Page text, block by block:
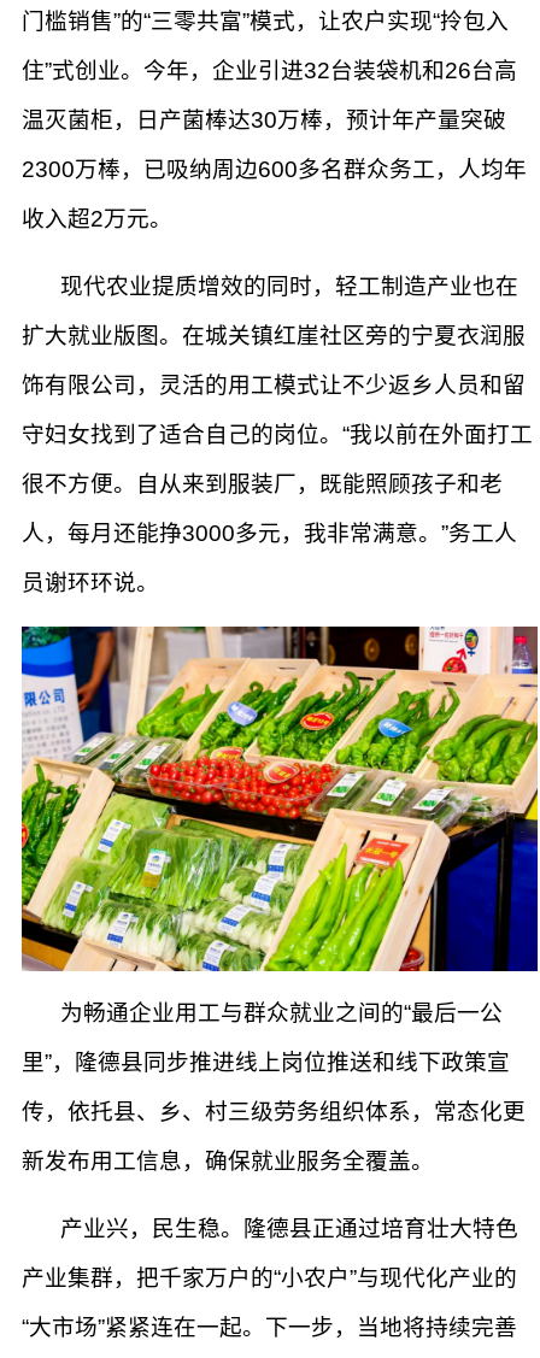
门槛销售”的“三零共富”模式，让农户实现“拎包入
住”式创业。今年，企业引进32台装袋机和26台高
温灭菌柜，日产菌棒达30万棒，预计年产量突破
2300万棒，已吸纳周边600多名群众务工，人均年
收入超2万元。
现代农业提质增效的同时，轻工制造产业也在
扩大就业版图。在城关镇红崖社区旁的宁夏衣润服
饰有限公司，灵活的用工模式让不少返乡人员和留
守妇女找到了适合自己的岗位。“我以前在外面打工
很不方便。自从来到服装厂，既能照顾孩子和老
人，每月还能挣3000多元，我非常满意。”务工人
员谢环环说。
为畅通企业用工与群众就业之间的“最后一公
里”，隆德县同步推进线上岗位推送和线下政策宣
传，依托县、乡、村三级劳务组织体系，常态化更
新发布用工信息，确保就业服务全覆盖。
产业兴，民生稳。隆德县正通过培育壮大特色
产业集群，把千家万户的“小农户”与现代化产业的
“大市场”紧紧连在一起。下一步，当地将持续完善